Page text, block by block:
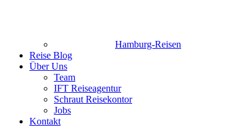
Hamburg-Reisen
Reise Blog
Über Uns
Team
IFT Reiseagentur
Schraut Reisekontor
Jobs
Kontakt